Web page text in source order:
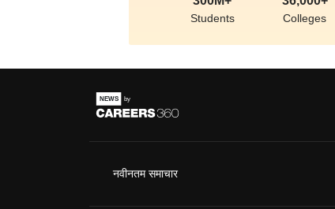
Students Colleges
नवीनतम समाचार